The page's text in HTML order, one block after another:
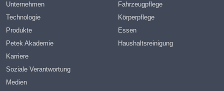
Unternehmen
Technologie
Produkte
Petek Akademie
Karriere
Soziale Verantwortung
Medien
Fahrzeugpflege
Körperpflege
Essen
Haushaltsreinigung